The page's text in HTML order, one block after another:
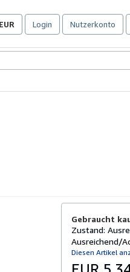
EUR
Login Nutzerkonto
Gebraucht
Zustand:
Ausreichend/
Diesen Artikel